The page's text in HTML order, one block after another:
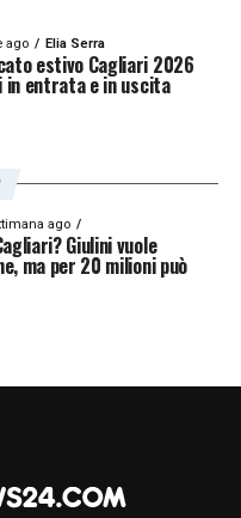
ago Elia Serra
estivo Cagliari 2026
entrata e in uscita
ago
Giulini vuole
ma per 20 milioni può